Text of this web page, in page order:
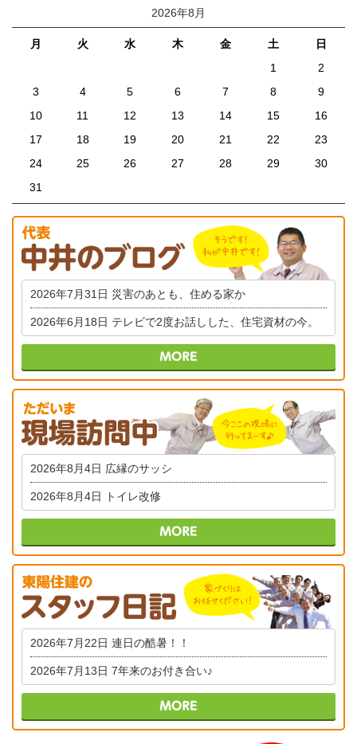
2026年8月
月 火 水 木 金 土
日
1
2
3
4 5 6 7 8
9
10
11 12 13 14 15
16
17
18 19 20 21 22
23
24
25 26 27 28 29
30
31
2026年7月31日 災害のあとも、住める家か
2026年6月18日 テレビで2度お話しした、住宅資材の今。
2026年8月4日 広縁のサッシ
2026年8月4日 トイレ改修
2026年7月22日 連日の酷暑！！
2026年7月13日 7年来のお付き合い♪